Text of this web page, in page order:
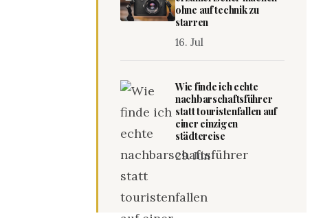
ohne auf technik zu
starren
16. Jul
Wie finde ich echte
nachbarschaftsführer
statt touristenfallen auf
einer einzigen
städtereise
29. Jun